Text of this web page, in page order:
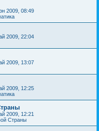
2009, 08:49
2009, 22:04
2009, 13:07
2009, 12:25
2009, 12:21
Страны